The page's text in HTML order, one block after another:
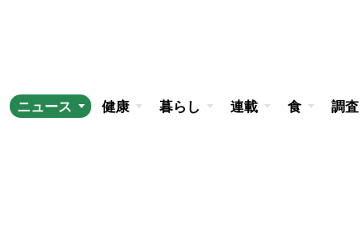
ニュース 健康 暮らし 連載 食 調査